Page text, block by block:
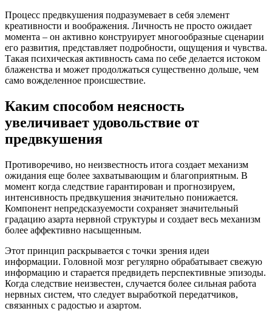
Процесс предвкушения подразумевает в себя элемент
креативности и воображения. Личность не просто ожидает
момента – он активно конструирует многообразные сценарии
его развития, представляет подробности, ощущения и чувства.
Такая психическая активность сама по себе делается истоком
блаженства и может продолжаться существенно дольше, чем
само вожделенное происшествие.
Каким способом неясность
увеличивает удовольствие от
предвкушения
Противоречиво, но неизвестность итога создает механизм
ожидания еще более захватывающим и благоприятным. В
момент когда следствие гарантирован и прогнозируем,
интенсивность предвкушения значительно понижается.
Компонент непредсказуемости сохраняет значительный
градацию азарта нервной структуры и создает весь механизм
более аффективно насыщенным.
Этот принцип раскрывается с точки зрения идеи
информации. Головной мозг регулярно обрабатывает свежую
информацию и старается предвидеть перспективные эпизоды.
Когда следствие неизвестен, случается более сильная работа
нервных систем, что следует выработкой передатчиков,
связанных с радостью и азартом.